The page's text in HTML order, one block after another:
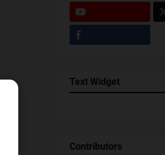
Text Widget
Contributors